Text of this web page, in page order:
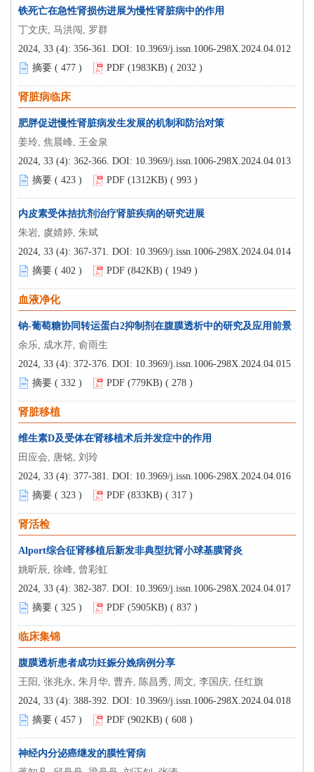
铁死亡在急性肾损伤进展为慢性肾脏病中的作用
丁文庆, 马洪闯, 罗群
2024, 33 (4): 356-361. DOI: 10.3969/j.issn.1006-298X.2024.04.012
摘要 ( 477 ) PDF (1983KB) ( 2032 )
肾脏病临床
肥胖促进慢性肾脏病发生发展的机制和防治对策
姜玲, 焦晨峰, 王金泉
2024, 33 (4): 362-366. DOI: 10.3969/j.issn.1006-298X.2024.04.013
摘要 ( 423 ) PDF (1312KB) ( 993 )
内皮素受体拮抗剂治疗肾脏疾病的研究进展
朱岩, 虞婧婷, 朱斌
2024, 33 (4): 367-371. DOI: 10.3969/j.issn.1006-298X.2024.04.014
摘要 ( 402 ) PDF (842KB) ( 1949 )
血液净化
钠-葡萄糖协同转运蛋白2抑制剂在腹膜透析中的研究及应用前景
余乐, 成水芹, 俞雨生
2024, 33 (4): 372-376. DOI: 10.3969/j.issn.1006-298X.2024.04.015
摘要 ( 332 ) PDF (779KB) ( 278 )
肾脏移植
维生素D及受体在肾移植术后并发症中的作用
田应会, 唐铭, 刘玲
2024, 33 (4): 377-381. DOI: 10.3969/j.issn.1006-298X.2024.04.016
摘要 ( 323 ) PDF (833KB) ( 317 )
肾活检
Alport综合征肾移植后新发非典型抗肾小球基膜肾炎
姚昕辰, 徐峰, 曾彩虹
2024, 33 (4): 382-387. DOI: 10.3969/j.issn.1006-298X.2024.04.017
摘要 ( 325 ) PDF (5905KB) ( 837 )
临床集锦
腹膜透析患者成功妊娠分娩病例分享
王阳, 张兆永, 朱月华, 曹卉, 陈昌秀, 周文, 李国庆, 任红旗
2024, 33 (4): 388-392. DOI: 10.3969/j.issn.1006-298X.2024.04.018
摘要 ( 457 ) PDF (902KB) ( 608 )
神经内分泌癌继发的膜性肾病